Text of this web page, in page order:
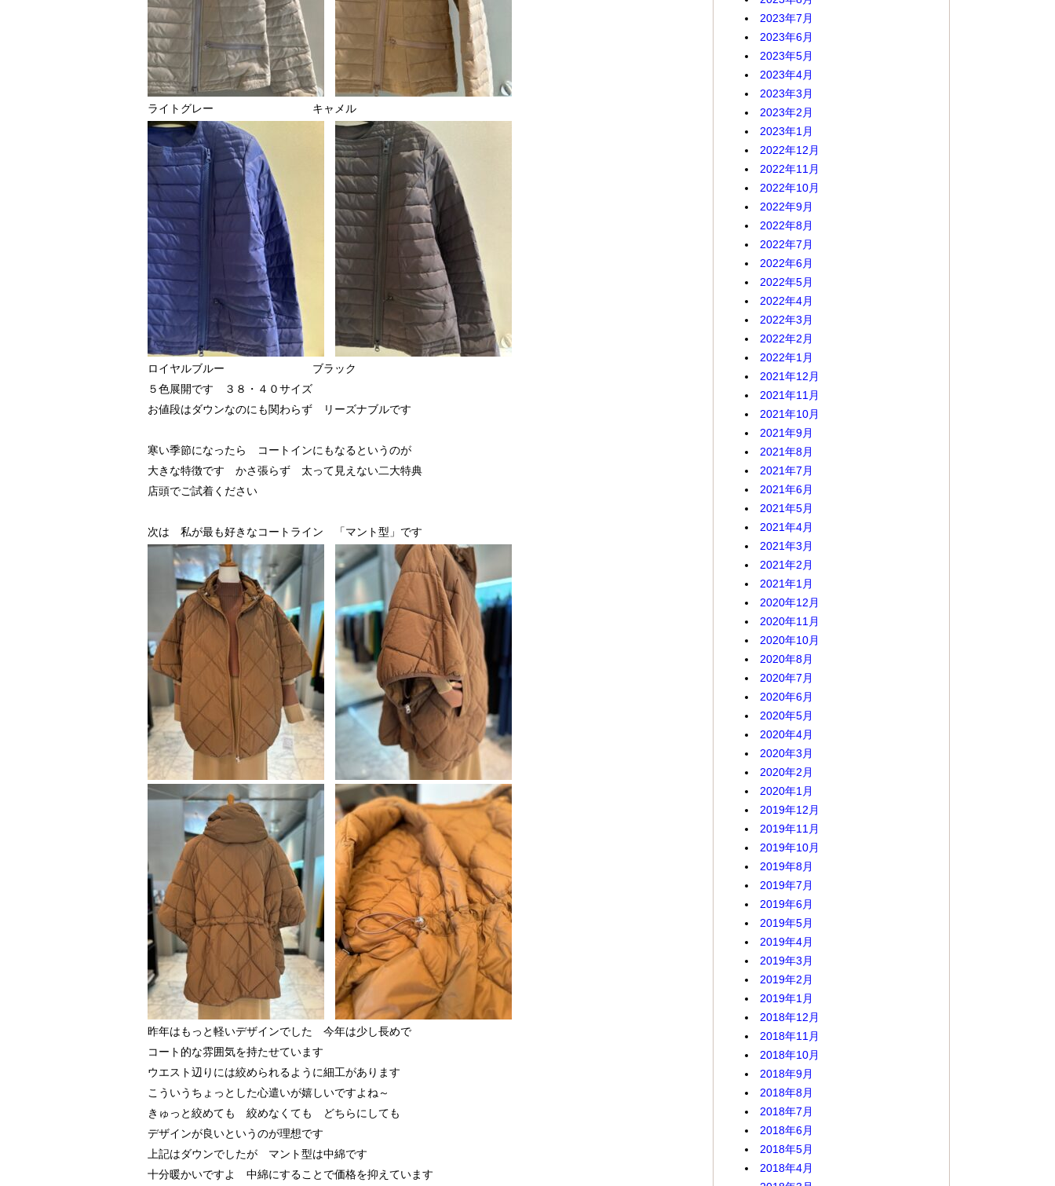
ライトグレー キャメル
ロイヤルブルー ブラック
５色展開です ３８・４０サイズ
お値段はダウンなのにも関わらず リーズナブルです
寒い季節になったら コートインにもなるというのが
大きな特徴です かさ張らず 太って見えない二大特典
店頭でご試着ください
次は 私が最も好きなコートライン 「マント型」です
昨年はもっと軽いデザインでした 今年は少し長めで
コート的な雰囲気を持たせています
ウエスト辺りには絞められるように細工があります
こういうちょっとした心遣いが嬉しいですよね～
きゅっと絞めても 絞めなくても どちらにしても
デザインが良いというのが理想です
上記はダウンでしたが マント型は中綿です
十分暖かいですよ 中綿にすることで価格を抑えています
2023年7月
2023年6月
2023年5月
2023年4月
2023年3月
2023年2月
2023年1月
2022年12月
2022年11月
2022年10月
2022年9月
2022年8月
2022年7月
2022年6月
2022年5月
2022年4月
2022年3月
2022年2月
2022年1月
2021年12月
2021年11月
2021年10月
2021年9月
2021年8月
2021年7月
2021年6月
2021年5月
2021年4月
2021年3月
2021年2月
2021年1月
2020年12月
2020年11月
2020年10月
2020年8月
2020年7月
2020年6月
2020年5月
2020年4月
2020年3月
2020年2月
2020年1月
2019年12月
2019年11月
2019年10月
2019年8月
2019年7月
2019年6月
2019年5月
2019年4月
2019年3月
2019年2月
2019年1月
2018年12月
2018年11月
2018年10月
2018年9月
2018年8月
2018年7月
2018年6月
2018年5月
2018年4月